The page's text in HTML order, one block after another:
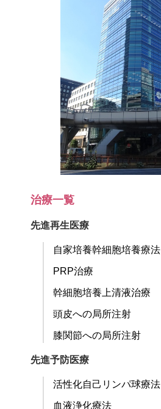
治療一覧
先進再生医療
自家培養幹細胞培養療法
PRP治療
幹細胞培養上清液治療
頭皮への局所注射
膝関節への局所注射
先進予防医療
活性化自己リンパ球療法
血液浄化療法